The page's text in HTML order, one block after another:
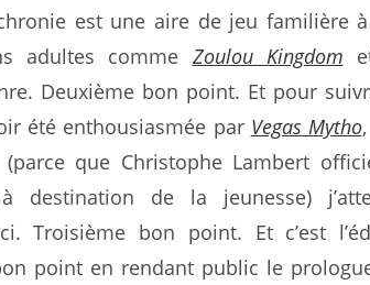
est une aire de jeu familière à
adultes comme Zoulou Kingdom
Deuxième bon point. Et pour
été enthousiasmée par Vegas Mytho
que Christophe Lambert
destination de la jeunesse)
Troisième bon point. Et c’est
point en rendant public le